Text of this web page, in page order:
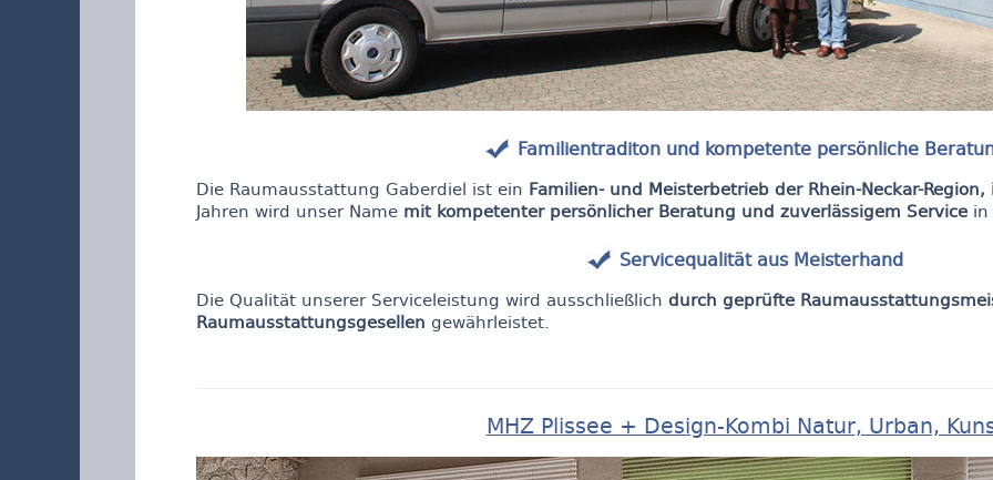
Familientraditon und kompetente persönliche
Die Raumausstattung Gaberdiel ist ein Familien- und Meisterbetrieb der Rhein-Neckar-
Jahren wird unser Name mit kompetenter persönlicher Beratung und zuverlässigem Service
Servicequalität aus Meisterhand
Die Qualität unserer Serviceleistung wird ausschließlich durch geprüfte
Raumausstattungsgesellen gewährleistet.
MHZ Plissee + Design-Kombi Natur, Urban,